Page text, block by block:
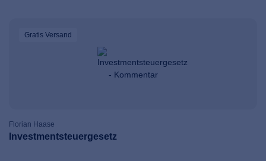
Gratis Versand
Florian Haase
Investmentsteuergesetz